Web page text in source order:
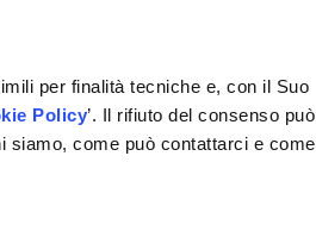
per finalità tecniche e, con il Suo
Policy’. Il rifiuto del consenso può
siamo, come può contattarci e come